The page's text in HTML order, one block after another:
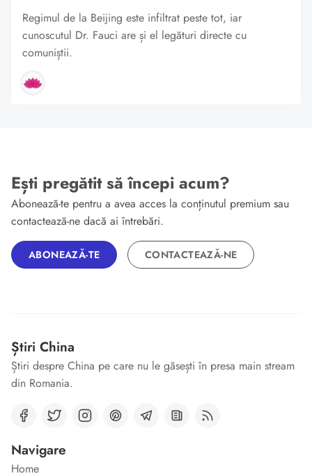
Regimul de la Beijing este infiltrat peste tot, iar
cunoscutul Dr. Fauci are și el legături directe cu
comuniștii.
Ești pregătit să începi acum?
Abonează-te pentru a avea acces la conținutul premium sau
contactează-ne dacă ai întrebări.
ABONEAZĂ-TE CONTACTEAZĂ-NE
Știri China
Știri despre China pe care nu le găsești în presa main stream
din Romania.
Navigare
Home